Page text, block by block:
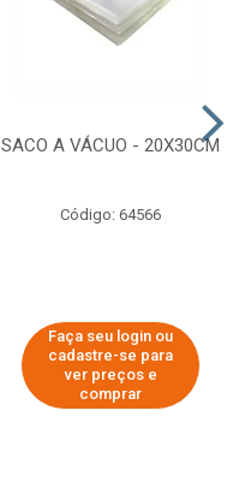
SACO A VÁCUO - 20X30CM
Código: 64566
Faça seu login ou
cadastre-se para
ver preços e
comprar